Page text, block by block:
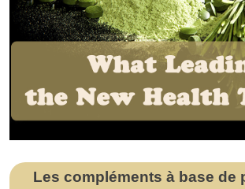
Les compléments à base de